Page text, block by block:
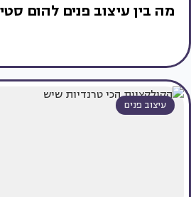
מה בין עיצוב פנים להום
עיצוב פנים